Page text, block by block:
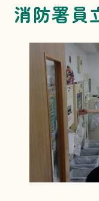
消防署員